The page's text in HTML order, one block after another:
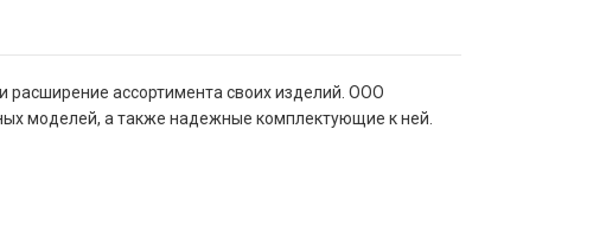
расширение ассортимента своих изделий. ООО
моделей, а также надежные комплектующие к ней.